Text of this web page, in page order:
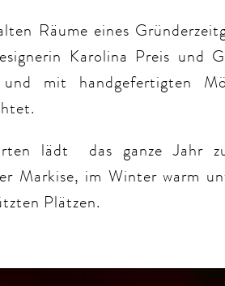
Räume eines
Karolina Preis und
mit handgefertigten
lädt das ganze Jahr
Markise, im Winter warm
Plätzen.